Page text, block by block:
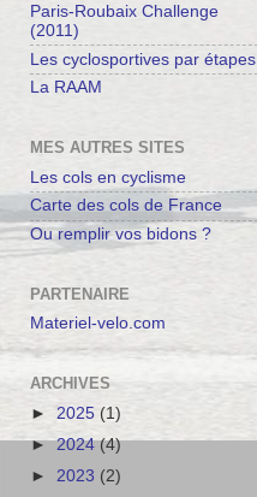
Paris-Roubaix Challenge
(2011)
Les cyclosportives par étapes
La RAAM
MES AUTRES SITES
Les cols en cyclisme
Carte des cols de France
Ou remplir vos bidons ?
PARTENAIRE
Materiel-velo.com
ARCHIVES
► 2025 (1)
►2024(4)
► 2023 (2)